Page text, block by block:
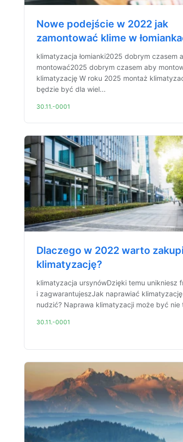
Nowe podejście w 2022 jak
zamontować klime w
klimatyzacja łomianki2025 dobrym czasem
montować2025 dobrym czasem aby
klimatyzację W roku 2025 montaż
będzie być dla wiel...
30.11.-0001
Dlaczego w 2022 warto
klimatyzację?
klimatyzacja ursynówDzięki temu unikniesz
i zagwarantujeszJak naprawiać
nudzić? Naprawa klimatyzacji może być nie
30.11.-0001